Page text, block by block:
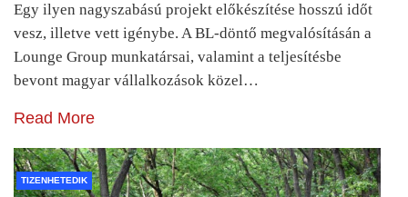
Egy ilyen nagyszabású projekt előkészítése hosszú időt
vesz, illetve vett igénybe. A BL-döntő megvalósításán a
Lounge Group munkatársai, valamint a teljesítésbe
bevont magyar vállalkozások közel…
Read More
TIZENHETEDIK